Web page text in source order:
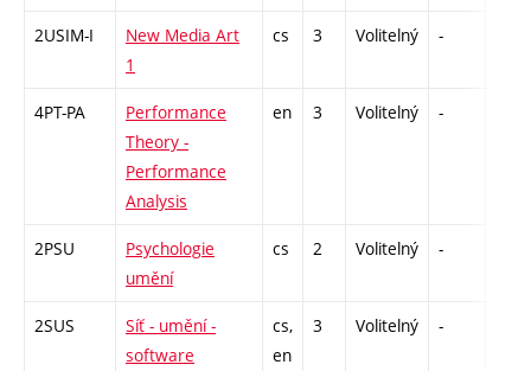
2USIM-I
New Media Art
1
cs 3 Volitelný -
4PT-PA
Performance
Theory -
Performance
Analysis
en 3 Volitelný -
2PSU
Psychologie
umění
cs 2 Volitelný -
2SUS
Síť - umění -
software
cs,
en
3 Volitelný -